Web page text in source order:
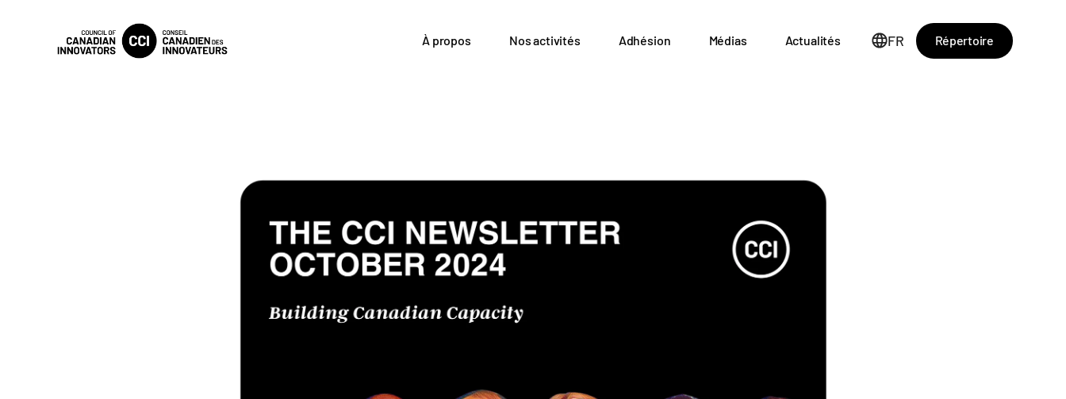
À propos Nos activités Adhésion Médias Actualités FR Répertoire